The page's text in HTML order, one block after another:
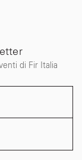
di Fir Italia